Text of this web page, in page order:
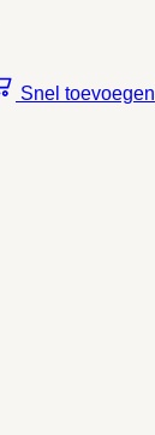
Snel toevoegen